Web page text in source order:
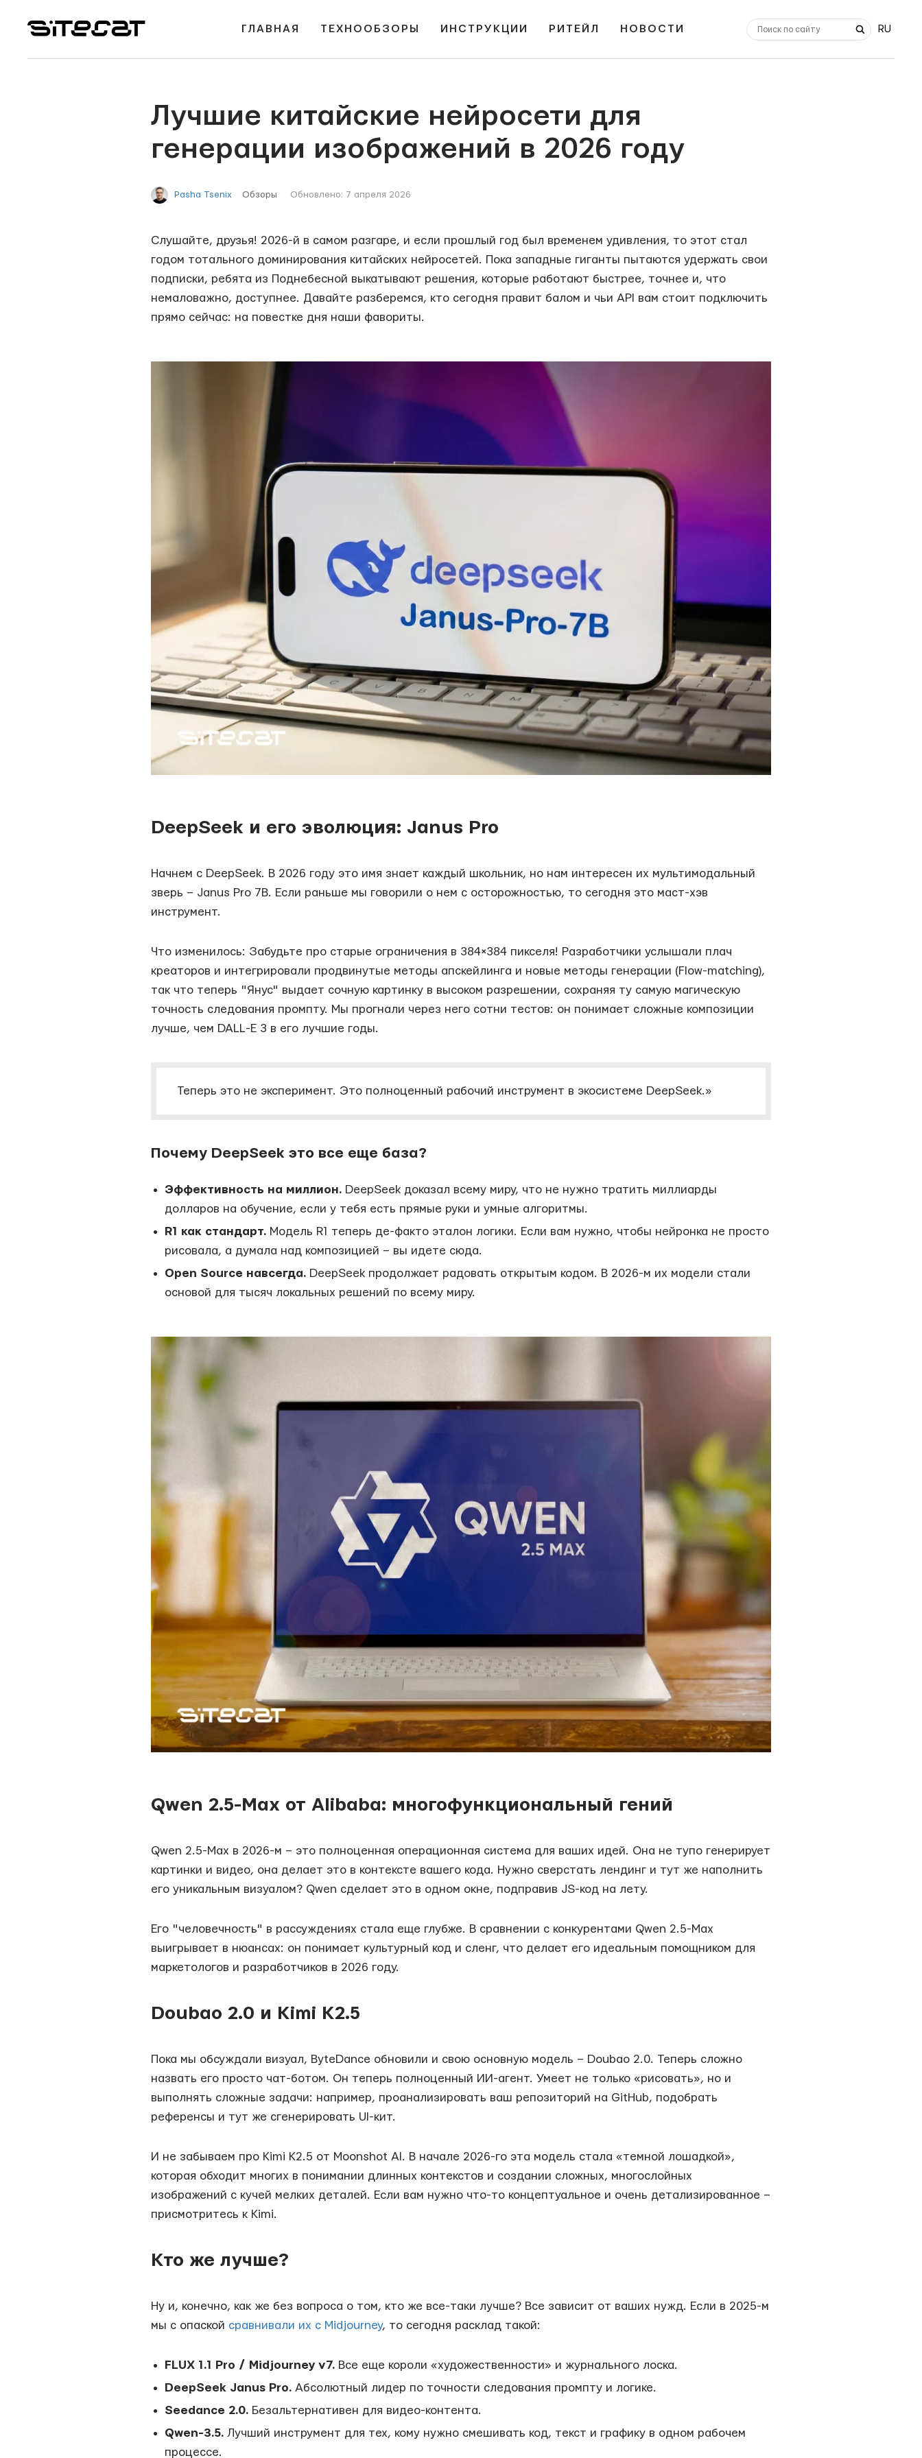
ГЛАВНАЯ ТЕХНООБЗОРЫ ИНСТРУКЦИИ РИТЕЙЛ НОВОСТИ RU
Лучшие китайские нейросети для
генерации изображений в 2026 году
Pasha Tsenix Обзоры Обновлено: 7 апреля 2026
Слушайте, друзья! 2026-й в самом разгаре, и если прошлый год был временем удивления, то этот стал
годом тотального доминирования китайских нейросетей. Пока западные гиганты пытаются удержать свои
подписки, ребята из Поднебесной выкатывают решения, которые работают быстрее, точнее и, что
немаловажно, доступнее. Давайте разберемся, кто сегодня правит балом и чьи API вам стоит подключить
прямо сейчас: на повестке дня наши фавориты.
DeepSeek и его эволюция: Janus Pro
Начнем с DeepSeek. В 2026 году это имя знает каждый школьник, но нам интересен их мультимодальный
зверь – Janus Pro 7B. Если раньше мы говорили о нем с осторожностью, то сегодня это маст-хэв
инструмент.
Что изменилось: Забудьте про старые ограничения в 384×384 пикселя! Разработчики услышали плач
креаторов и интегрировали продвинутые методы апскейлинга и новые методы генерации (Flow-matching),
так что теперь "Янус" выдает сочную картинку в высоком разрешении, сохраняя ту самую магическую
точность следования промпту. Мы прогнали через него сотни тестов: он понимает сложные композиции
лучше, чем DALL-E 3 в его лучшие годы.
Теперь это не эксперимент. Это полноценный рабочий инструмент в экосистеме DeepSeek.»
Почему DeepSeek это все еще база?
Эффективность на миллион. DeepSeek доказал всему миру, что не нужно тратить миллиарды
долларов на обучение, если у тебя есть прямые руки и умные алгоритмы.
R1 как стандарт. Модель R1 теперь де-факто эталон логики. Если вам нужно, чтобы нейронка не просто
рисовала, а думала над композицией – вы идете сюда.
Open Source навсегда. DeepSeek продолжает радовать открытым кодом. В 2026-м их модели стали
основой для тысяч локальных решений по всему миру.
Qwen 2.5-Max от Alibaba: многофункциональный гений
Qwen 2.5-Max в 2026-м – это полноценная операционная система для ваших идей. Она не тупо генерирует
картинки и видео, она делает это в контексте вашего кода. Нужно сверстать лендинг и тут же наполнить
его уникальным визуалом? Qwen сделает это в одном окне, подправив JS-код на лету.
Его "человечность" в рассуждениях стала еще глубже. В сравнении с конкурентами Qwen 2.5-Max
выигрывает в нюансах: он понимает культурный код и сленг, что делает его идеальным помощником для
маркетологов и разработчиков в 2026 году.
Doubao 2.0 и Kimi K2.5
Пока мы обсуждали визуал, ByteDance обновили и свою основную модель – Doubao 2.0. Теперь сложно
назвать его просто чат-ботом. Он теперь полноценный ИИ-агент. Умеет не только «рисовать», но и
выполнять сложные задачи: например, проанализировать ваш репозиторий на GitHub, подобрать
референсы и тут же сгенерировать UI-кит.
И не забываем про Kimi K2.5 от Moonshot AI. В начале 2026-го эта модель стала «темной лошадкой»,
которая обходит многих в понимании длинных контекстов и создании сложных, многослойных
изображений с кучей мелких деталей. Если вам нужно что-то концептуальное и очень детализированное –
присмотритесь к Kimi.
Кто же лучше?
Ну и, конечно, как же без вопроса о том, кто же все-таки лучше? Все зависит от ваших нужд. Если в 2025-м
мы с опаской сравнивали их с Midjourney, то сегодня расклад такой:
FLUX 1.1 Pro / Midjourney v7. Все еще короли «художественности» и журнального лоска.
DeepSeek Janus Pro. Абсолютный лидер по точности следования промпту и логике.
Seedance 2.0. Безальтернативен для видео-контента.
Qwen-3.5. Лучший инструмент для тех, кому нужно смешивать код, текст и графику в одном рабочем
процессе.